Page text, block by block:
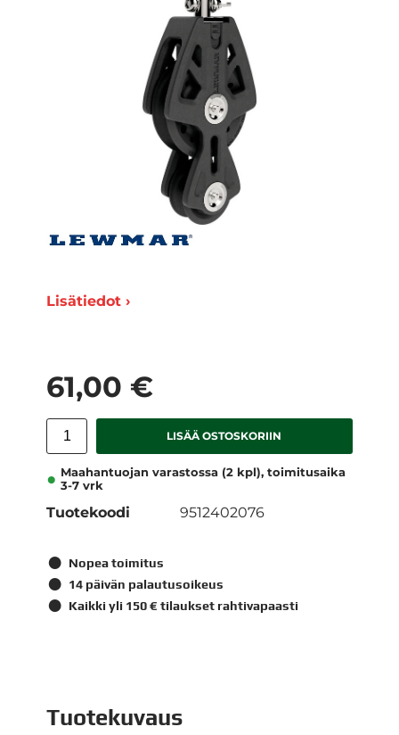
Lisätiedot ›
61,00 €
LISÄÄ OSTOSKORIIN
Maahantuojan varastossa (2 kpl), toimitusaika
3-7 vrk
Tuotekoodi 9512402076
Nopea toimitus
14 päivän palautusoikeus
Kaikki yli 150 € tilaukset rahtivapaasti
Tuotekuvaus